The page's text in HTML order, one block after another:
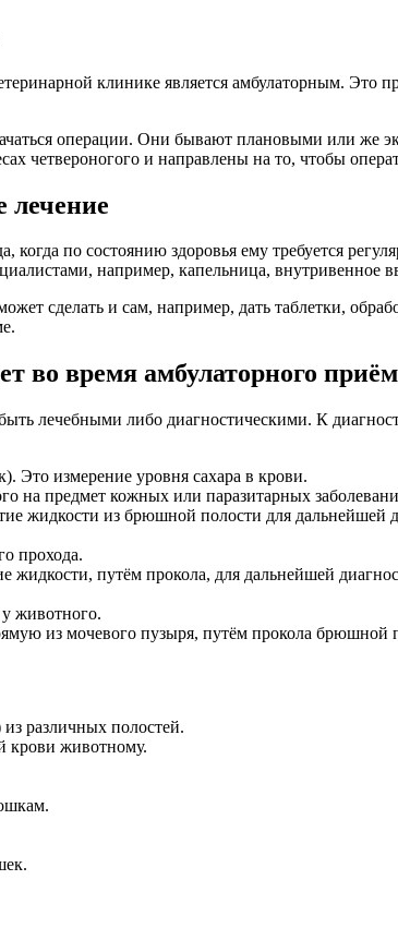
клинике является амбулаторным. Это
операции. Они бывают плановыми или же
четвероногого и направлены на то, чтобы
лечение
когда по состоянию здоровья ему требуется
например, капельница, внутривенное
сделать и сам, например, дать таблетки,
во время амбулаторного
лечебными либо диагностическими. К
Это измерение уровня сахара в крови.
на предмет кожных или паразитарных
жидкости из брюшной полости для дальнейшей
прохода.
жидкости, путём прокола, для дальнейшей
животного.
из мочевого пузыря, путём прокола брюшной
различных полостей.
крови животному.